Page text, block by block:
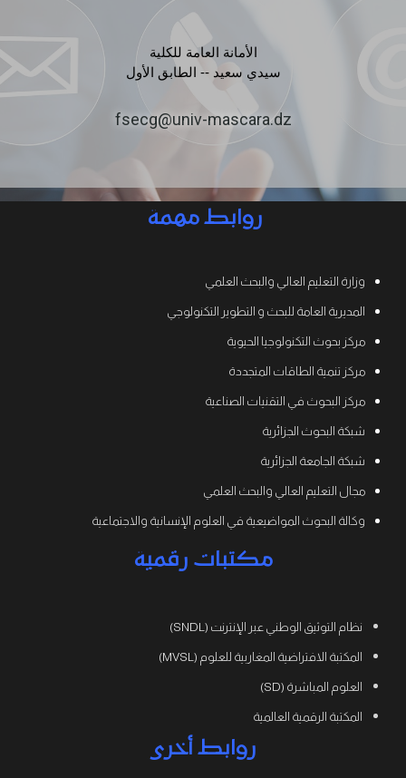
الأمانة العامة للكلية
سيدي سعيد -- الطابق الأول
fsecg@univ-mascara.dz
روابط مهمة
وزارة التعليم العالي والبحث العلمي
المديرية العامة للبحث و التطوير التكنولوجي
مركز بحوث التكنولوجيا الحيوية
مركز تنمية الطاقات المتجددة
مركز البحوث في التقنيات الصناعية
شبكة البحوث الجزائرية
شبكة الجامعة الجزائرية
مجال التعليم العالي والبحث العلمي
وكالة البحوث المواضيعية في العلوم الإنسانية والاجتماعية
مكتبات رقمية
نظام التوثيق الوطني عبر الإنترنت (SNDL)
المكتبة الافتراضية المغاربية للعلوم (MVSL)
العلوم المباشرة (SD)
المكتبة الرقمية العالمية
روابط أخرى